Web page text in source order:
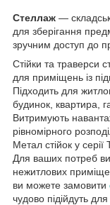
Стеллаж —
для зберігання
зручним доступ до
Стійки та траверси
для приміщень із
Підходить для
будинок, квартира,
Витримують
рівномірного
Метал стійок у
Для ваших потреб
нежитлових
ви можете замовити
чудово підійдуть